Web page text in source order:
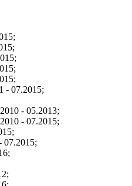
- 07.2015;
- 05.2013;
- 07.2015;
07.2015;